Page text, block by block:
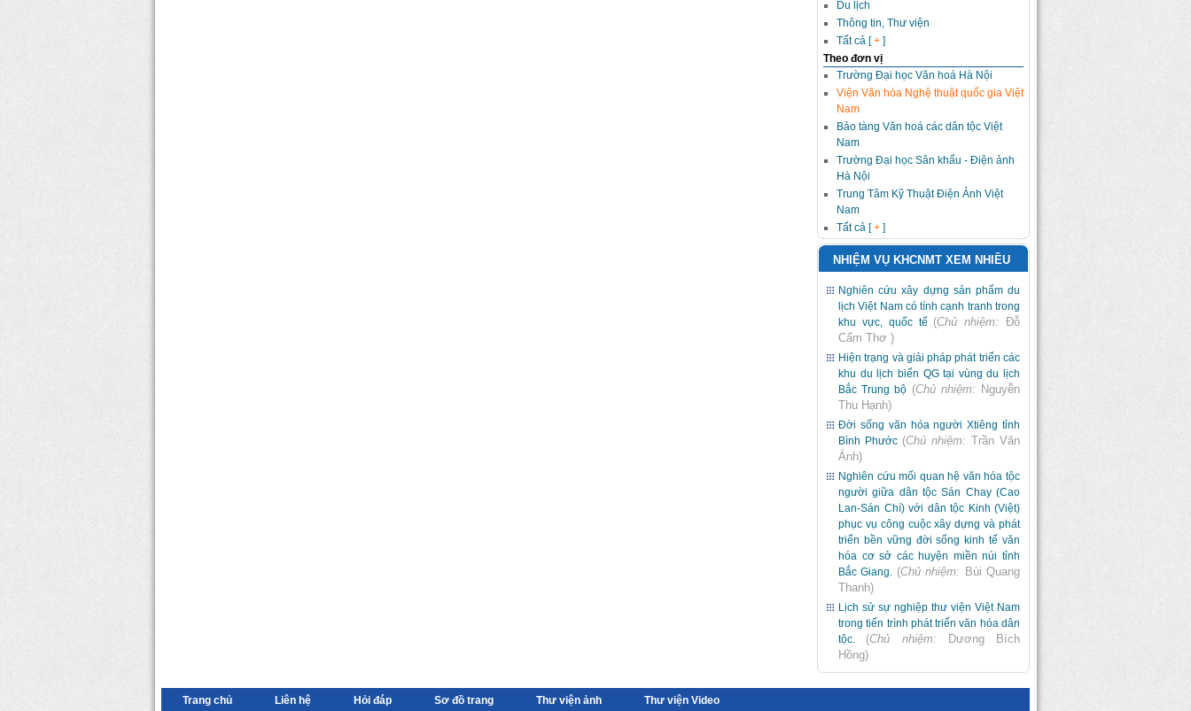
Du lịch
Thông tin, Thư viện
Tất cả [+ ]
Theo đơn vị
Trường Đại học Văn hoá Hà Nội
Viện Văn hóa Nghệ thuật quốc gia Việt
Nam
Bảo tàng Văn hoá các dân tộc Việt
Nam
Trường Đại học Sân khấu - Điện ảnh
Hà Nội
Trung Tâm Kỹ Thuật Điện Ảnh Việt
Nam
Tất cả [+ ]
NHIỆM VỤ KHCNMT XEM NHIỀU
Nghiên cứu xây dựng sản phẩm du
lịch Việt Nam có tính cạnh tranh trong
khu vực, quốc tế (Chủ nhiệm:
Đỗ
Cẩm Thơ )
Hiện trạng và giải pháp phát triển các
khu du lịch biển QG tại vùng du lịch
Bắc Trung bộ (Chủ nhiệm: Nguyễn
Thu Hạnh)
Đời sống văn hóa người Xtiêng tỉnh
Bình Phước (Chủ nhiệm: Trần Văn
Ánh)
Nghiên cứu mối quan hệ văn hóa tộc
người giữa dân tộc Sán Chay (Cao
Lan-Sán Chí) với dân tộc Kinh (Việt)
phục vụ công cuộc xây dựng và phát
triển bền vững đời sống kinh tế văn
hóa cơ sở các huyện miền núi tỉnh
Bắc Giang. (Chủ nhiệm: Bùi Quang
Thanh)
Lịch sử sự nghiệp thư viện Việt Nam
trong tiến trình phát triển văn hóa dân
tộc.
(Chủ nhiệm:
Dương Bích
Hồng)
Trang chủ Liên hệ Hỏi đáp Sơ đồ trang Thư viện ảnh Thư viện Video